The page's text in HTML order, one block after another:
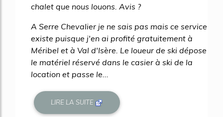
chalet que nous louons. Avis ?
A Serre Chevalier je ne sais pas mais ce service
existe puisque j'en ai profité gratuitement à
Méribel et à Val d'Isère. Le loueur de ski dépose
le matériel réservé dans le casier à ski de la
location et passe le...
LIRE LA SUITE